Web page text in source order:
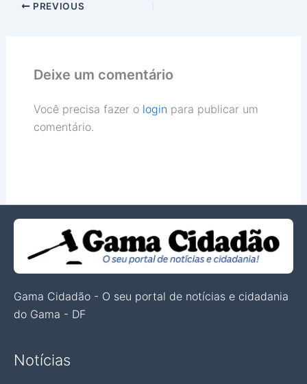
PREVIOUS
Deixe um comentário
Você precisa fazer o login para publicar um
comentário.
Gama Cidadão - O seu portal de notícias e cidadania
do Gama - DF
Notícias